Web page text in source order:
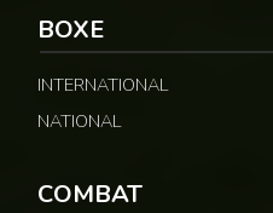
BOXE
INTERNATIONAL
NATIONAL
COMBAT